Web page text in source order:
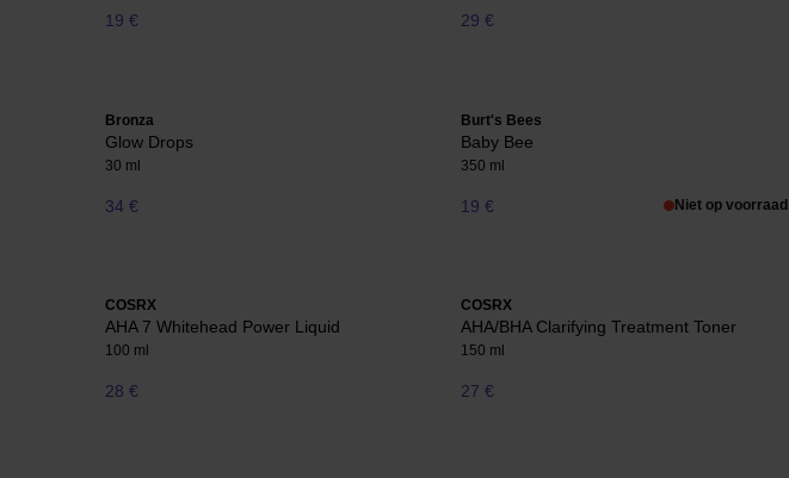
19 € 29 €
Bronza
Glow Drops
30 ml
34 €
Burt's Bees
Baby Bee
350 ml
19 € Niet op voorraad
COSRX
AHA 7 Whitehead Power Liquid
100 ml
28 €
COSRX
AHA/BHA Clarifying Treatment Toner
150 ml
27 €